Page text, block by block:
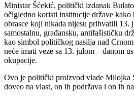
Ministar Šćekić, politički izdanak
očigledno koristi institucije države kako
obrasce koji nikada nijesu prihvatili 13.
samostalnu, građansku, antifašističku
kao simbol političkog nasilja nad
neće imati veze sa 13. julom – danom
okupacije.
Ovo je politički proizvod vlade Milojka
doveo na vlast, on ih podržava i on ih